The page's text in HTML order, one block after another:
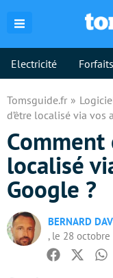
Electricité
Tomsguide.fr
d’être localisé via
Comment
localisé
Google ?
BERNARD
, le 28
Facebook
Twitter